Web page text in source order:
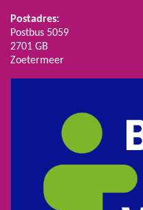
Postadres:
Postbus 5059
2701 GB
Zoetermeer